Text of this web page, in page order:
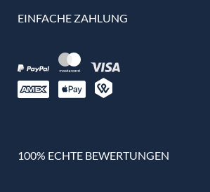
EINFACHE ZAHLUNG
100% ECHTE BEWERTUNGEN